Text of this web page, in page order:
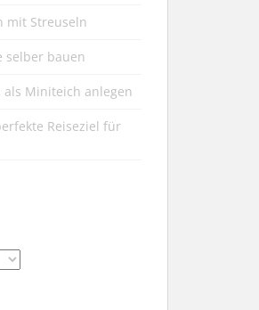
mit Streuseln
selber bauen
als Miniteich anlegen
Reiseziel für